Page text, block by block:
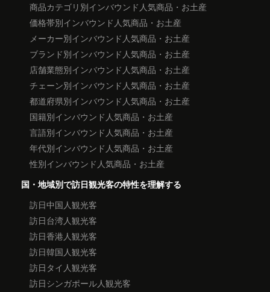
商品カテゴリ別インバウンド人気商品・お土産
価格帯別インバウンド人気商品・お土産
メーカー別インバウンド人気商品・お土産
ブランド別インバウンド人気商品・お土産
店舗業態別インバウンド人気商品・お土産
チェーン別インバウンド人気商品・お土産
都道府県別インバウンド人気商品・お土産
国籍別インバウンド人気商品・お土産
言語別インバウンド人気商品・お土産
年代別インバウンド人気商品・お土産
性別インバウンド人気商品・お土産
国・地域別で訪日観光客の特性を理解する
訪日中国人観光客
訪日台湾人観光客
訪日香港人観光客
訪日韓国人観光客
訪日タイ人観光客
訪日シンガポール人観光客